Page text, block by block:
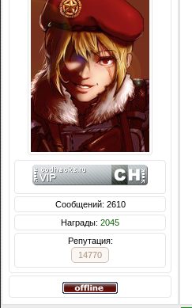
Сообщений: 2610
Награды: 2045
Репутация:
14770